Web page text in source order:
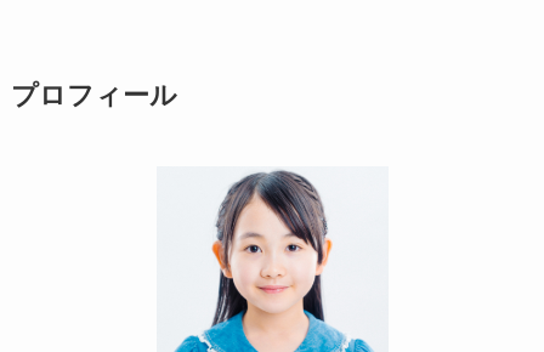
プロフィール